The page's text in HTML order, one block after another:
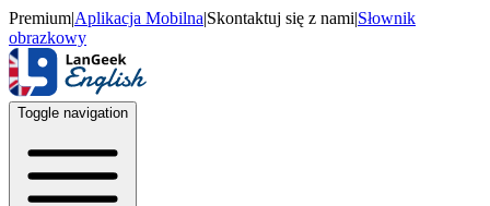
Premium|Aplikacja Mobilna|Skontaktuj się z nami|Słownik
obrazkowy
Toggle navigation